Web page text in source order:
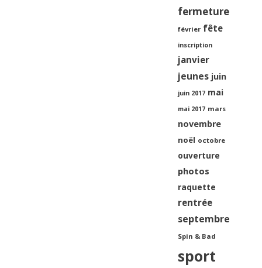
fermeture
février fête
inscription
janvier
jeunes juin
juin 2017 mai
mai 2017 mars
novembre
noël octobre
ouverture
photos
raquette
rentrée
septembre
Spin & Bad
sport